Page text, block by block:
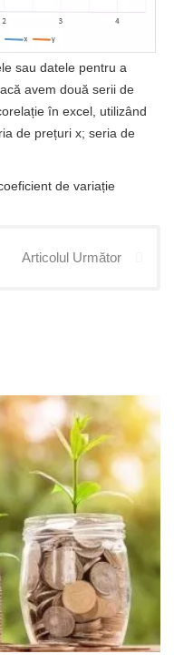
sau datele pentru a
avem două serii de
în excel, utilizând
de prețuri x; seria de
de variație
Articolul Următor